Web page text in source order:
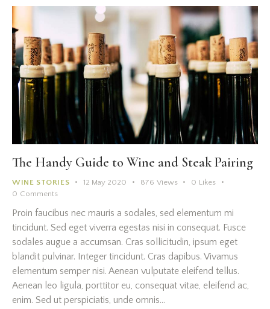
The Handy Guide to Wine and Steak Pairing
WINE STORIES 12 May 2020 876 Views 0 Likes
0 Comments
Proin faucibus nec mauris a sodales, sed elementum mi
tincidunt. Sed eget viverra egestas nisi in consequat. Fusce
sodales augue a accumsan. Cras sollicitudin, ipsum eget
blandit pulvinar. Integer tincidunt. Cras dapibus. Vivamus
elementum semper nisi. Aenean vulputate eleifend tellus.
Aenean leo ligula, porttitor eu, consequat vitae, eleifend ac,
enim. Sed ut perspiciatis, unde omnis…